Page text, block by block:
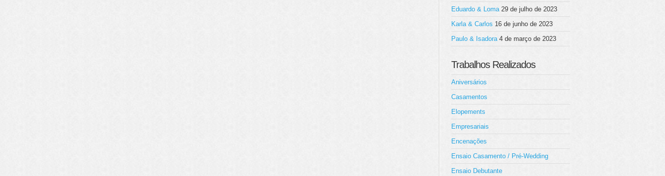
Eduardo & Loma 29 de julho de 2023
Karla & Carlos 16 de junho de 2023
Paulo & Isadora 4 de março de 2023
Trabalhos Realizados
Aniversários
Casamentos
Elopements
Empresariais
Encenações
Ensaio Casamento / Pré-Wedding
Ensaio Debutante